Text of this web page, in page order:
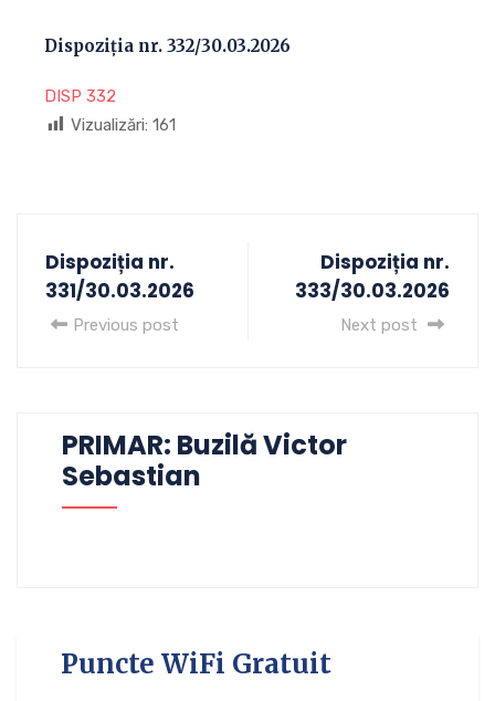
Dispoziția nr. 332/30.03.2026
DISP 332
Vizualizări: 161
Dispoziția nr.
331/30.03.2026
Previous post
Dispoziția nr.
333/30.03.2026
Next post
PRIMAR: Buzilă Victor
Sebastian
Puncte WiFi Gratuit